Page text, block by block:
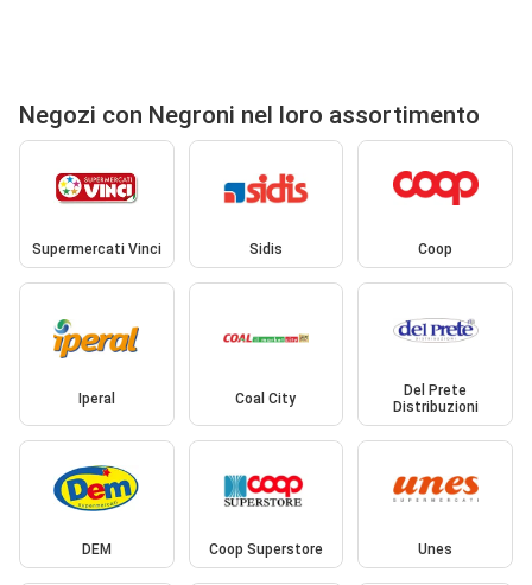
Negozi con Negroni nel loro assortimento
Supermercati Vinci Sidis Coop
Iperal Coal City
Del Prete
Distribuzioni
DEM Coop Superstore Unes